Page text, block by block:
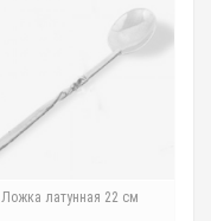
Ложка латунная 22 см